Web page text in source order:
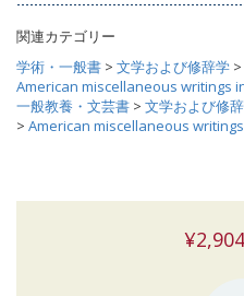
関連カテゴリー
学術・一般書 > 文学および修辞学 >
American miscellaneous writings
一般教養・文芸書 > 文学および修
> American miscellaneous
¥2,904